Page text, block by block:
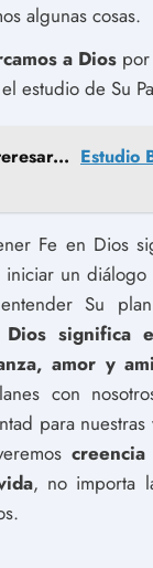
algunas cosas.
a Dios
estudio de Su
Estudio
Fe en Dios
un
Su
significa
amor y
con
para nuestras
, no importa